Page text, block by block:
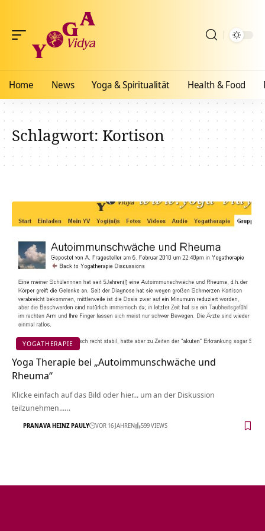
Home News Yoga & Spiritualität Health & Food
Schlagwort:Kortison
YOGATHERAPIE
Yoga Therapie bei „Autoimmunschwäche und
Rheuma“
Klicke einfach auf das Bild oder hier... um an der Diskussion
teilzunehmen...…
PRANAVA HEINZ PAULY VOR 16 JAHREN 599 VIEWS